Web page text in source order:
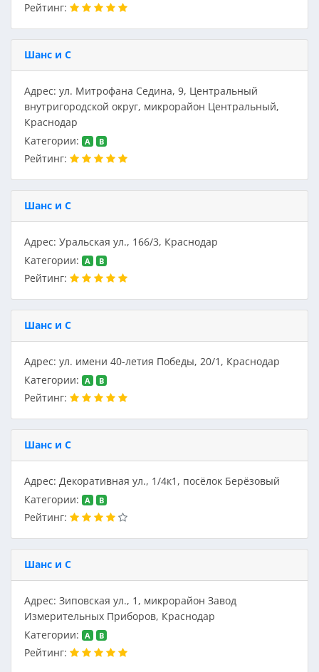
Рейтинг:
Шанс и С
Адрес: ул. Митрофана Седина, 9, Центральный
внутригородской округ, микрорайон Центральный,
Краснодар
Категории:
A B
Рейтинг:
Шанс и С
Адрес: Уральская ул., 166/3, Краснодар
Категории:
A B
Рейтинг:
Шанс и С
Адрес: ул. имени 40-летия Победы, 20/1, Краснодар
Категории:
A B
Рейтинг:
Шанс и С
Адрес: Декоративная ул., 1/4к1, посёлок Берёзовый
Категории:
A B
Рейтинг:
Шанс и С
Адрес: Зиповская ул., 1, микрорайон Завод
Измерительных Приборов, Краснодар
Категории:
A B
Рейтинг: